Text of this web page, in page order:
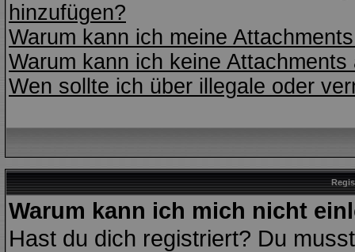
hinzufügen?
Warum kann ich meine
Warum kann ich keine
Wen sollte ich über illegale oder
Warum kann ich mich nicht
Hast du dich registriert? Du